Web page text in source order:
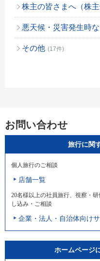
株主の皆さまへ（株主
悪天候・災害発生時
その他 (17件)
お問い合わせ
旅行に関
個人旅行のご相談
店舗一覧
20名様以上の社員旅行、視察・
し込み・ご相談
企業・法人・自治体向け
ホームページ